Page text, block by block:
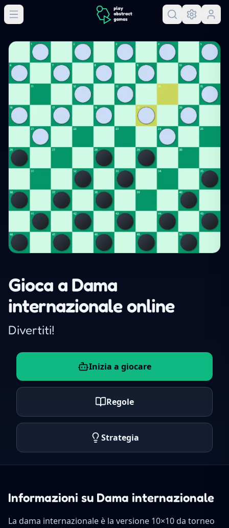
Gioca a Dama
internazionale online
Divertiti!
Inizia a giocare
Regole
Strategia
Informazioni su Dama internazionale
La dama internazionale è la versione 10×10 da torneo